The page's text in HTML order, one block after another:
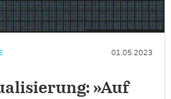
01.05.2023
»Auf